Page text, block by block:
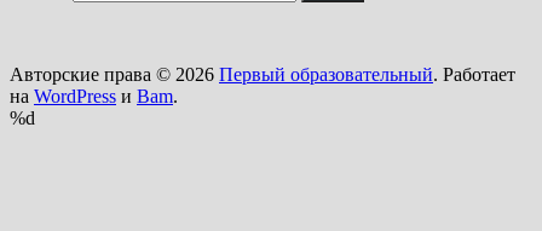
Авторские права © 2026 Первый образовательный. Работает
на WordPress и Bam.
%d